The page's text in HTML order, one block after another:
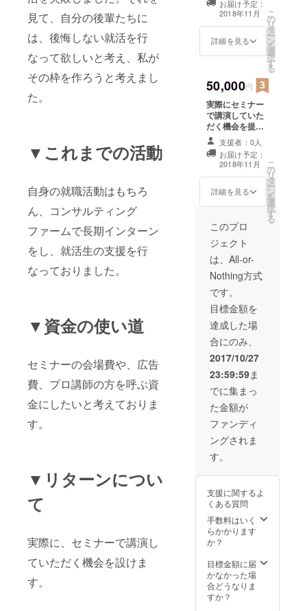
見て、自分の後輩たちに
は、後悔しない就活を行
なって欲しいと考え、私が
その枠を作ろうと考えまし
た。
▼これまでの活動
自身の就職活動はもちろ
ん、コンサルティング
ファームで長期インターン
をし、就活生の支援を行
なっておりました。
▼資金の使い道
セミナーの会場費や、広告
費、プロ講師の方を呼ぶ資
金にしたいと考えておりま
す。
▼リターンについ
て
実際に、セミナーで講演し
ていただく機会を設けま
す。
お届け予定：
2018年11月
詳細を見る
こ
の
リ
タ
ー
ン
を
選
択
す
る
50,000円
実際にセミナー
で講演していた
だく機会を提供
し、就活生と繋
がっていただき
ます。
支援者：0人
お届け予定：
2018年11月
詳細を見る
こ
の
リ
タ
ー
ン
を
選
択
す
る
このプロ
ジェクト
は、All-or-
Nothing方式
です。
目標金額を
達成した場
合にのみ、
2017/10/27
23:59:59ま
でに集まっ
た金額が
ファンディ
ングされま
す。
支援に関するよ
くある質問
手数料はいく
らかかります
か？
目標金額に届
かなかった場
合どうなりま
すか？